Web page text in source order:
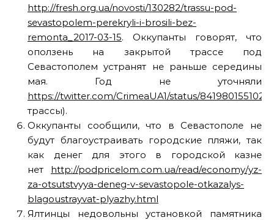
http://fresh.org.ua/novosti/130282/trassu-pod-
sevastopolem-perekryli-i-brosili-bez-
remonta_2017-03-15. Оккупанты говорят, что
оползень на закрытой трассе под
Севастополем устранят не раньше середины
мая. Год не уточняли
https://twitter.com/CrimeaUA1/status/
трассы).
Оккупанты сообщили, что в Севастополе не
будут благоустраивать городские пляжи, так
как денег для этого в городской казне
нет http://podpricelom.com.ua/read/economy/yz-
za-otsutstvyya-deneg-v-sevastopole-otkazalys-
blagoustrayvat-plyazhy.html
Ялтинцы недовольны установкой памятника